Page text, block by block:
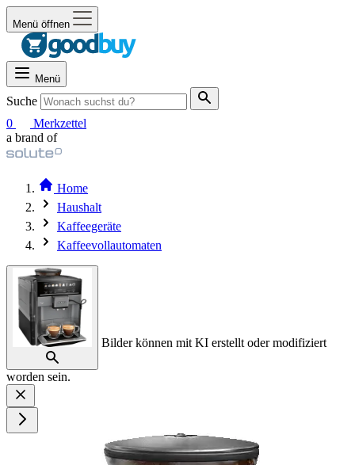
Menü öffnen
Menü
Suche
0
Merkzettel
a brand of
Home
Haushalt
Kaffeegeräte
Kaffeevollautomaten
Bilder können mit KI erstellt oder modifiziert
worden sein.